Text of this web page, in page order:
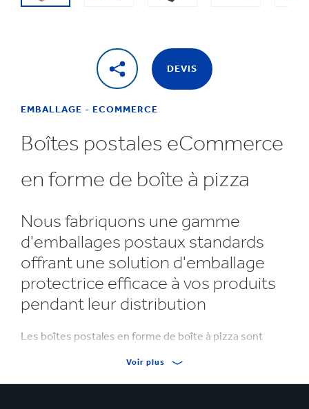
DEVIS
EMBALLAGE - ECOMMERCE
Boîtes postales eCommerce
en forme de boîte à pizza
Nous fabriquons une gamme
d'emballages postaux standards
offrant une solution d'emballage
protectrice efficace à vos produits
pendant leur distribution
Les boîtes postales en forme de boîte à pizza sont
sont faciles et rapides à assembler grâce à leur
couvercle rabattable avec des volets simples à
Voir plus